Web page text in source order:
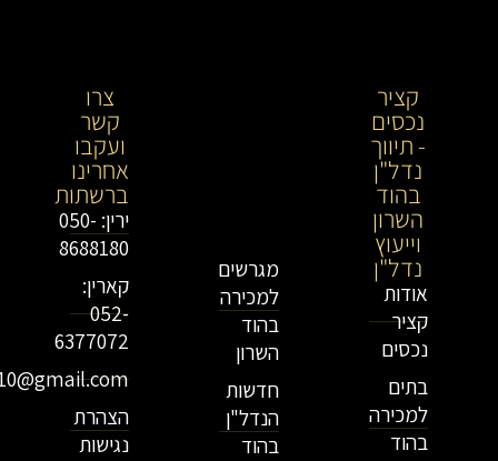
קציר
נכסים
- תיווך
נדל"ן
בהוד
השרון
וייעוץ
נדל"ן
אודות
קציר
נכסים
בתים
למכירה
בהוד
מגרשים
למכירה
בהוד
השרון
חדשות
הנדל"ן
בהוד
צרו
קשר
ועקבו
אחרינו
ברשתות
ירין: 050-
8688180
קארין:
052-
6377072
הצהרת
נגישות